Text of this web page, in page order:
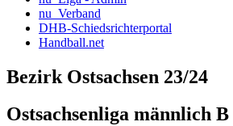
nu_Verband
DHB-Schiedsrichterportal
Handball.net
Bezirk Ostsachsen 23/24
Ostsachsenliga männlich B